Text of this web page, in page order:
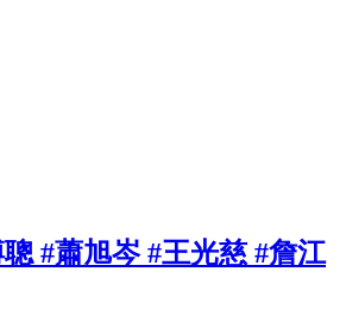
#蕭旭岑 #王光慈 #詹江